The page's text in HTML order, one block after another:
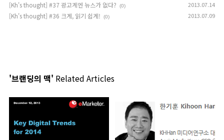
[Kh's thought] #37 광고계엔 뉴스가 없다? (0) 2013.07.14
[Kh's thought] #36 크게, 읽기 쉽게! (0) 2013.07.09
'브랜딩의 맥' Related Articles